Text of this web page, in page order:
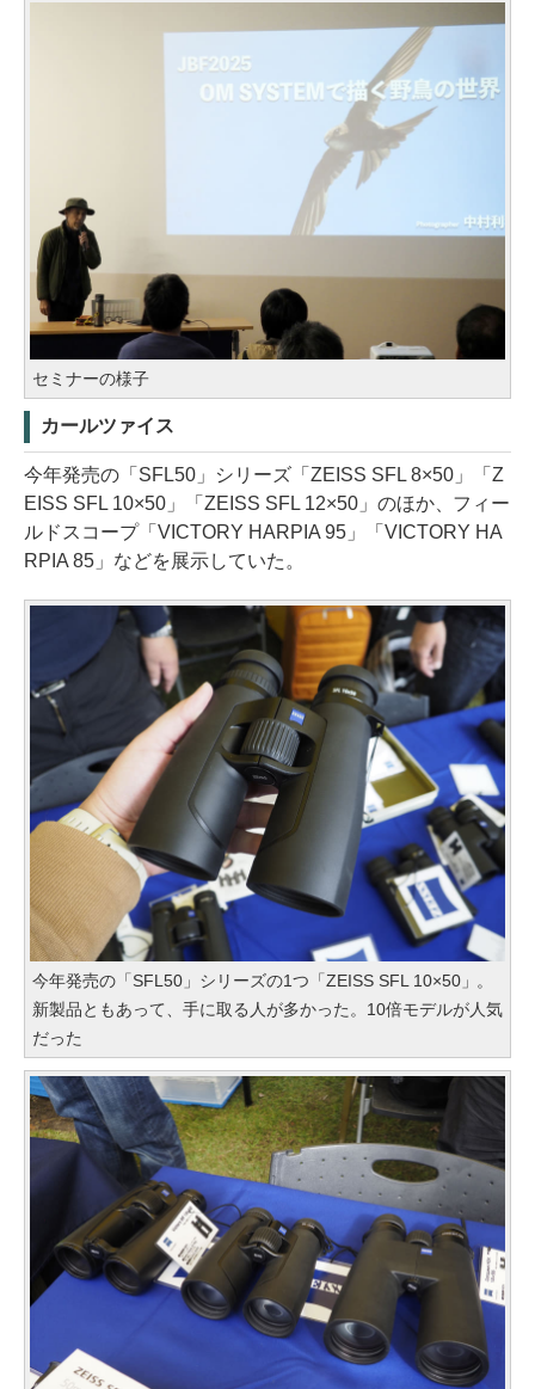
セミナーの様子
カールツァイス
今年発売の「SFL50」シリーズ「ZEISS SFL 8×50」「Z
EISS SFL 10×50」「ZEISS SFL 12×50」のほか、フィー
ルドスコープ「VICTORY HARPIA 95」「VICTORY HA
RPIA 85」などを展示していた。
今年発売の「SFL50」シリーズの1つ「ZEISS SFL 10×50」。
新製品ともあって、手に取る人が多かった。10倍モデルが人気
だった